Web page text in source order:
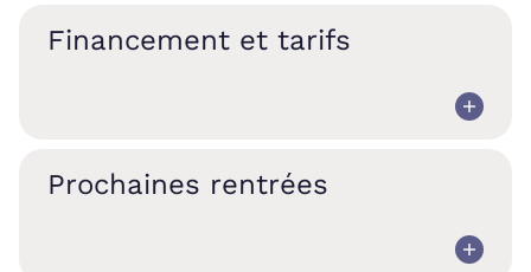
Financement et tarifs
Prochaines rentrées